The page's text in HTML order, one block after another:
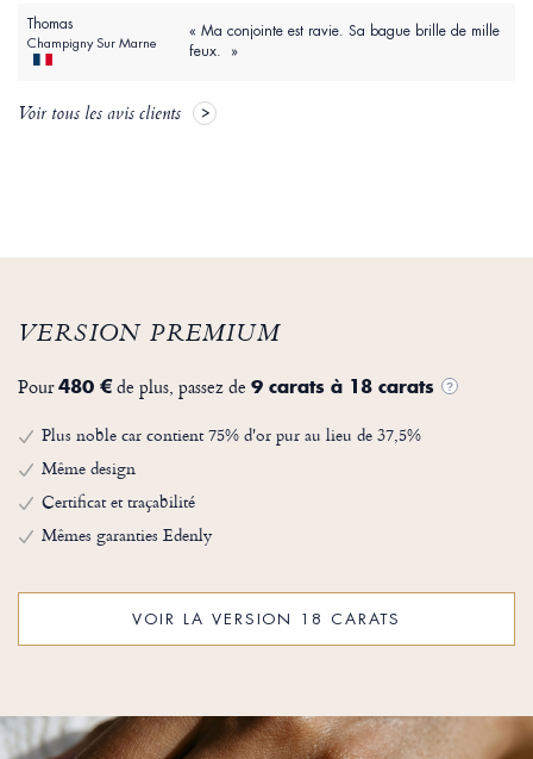
Thomas
Champigny Sur Marne
« Ma conjointe est ravie. Sa bague brille de mille
feux. »
Voir tous les avis clients
VERSION PREMIUM
Pour480 €de plus, passez de 9 carats à 18 carats ?
Plus noble car contient 75% d'or pur au lieu de 37,5%
Même design
Certificat et traçabilité
Mêmes garanties Edenly
VOIR LA VERSION 18 CARATS